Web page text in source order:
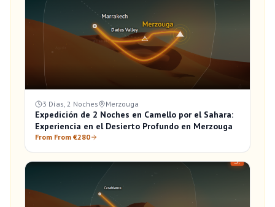
3 Días, 2 Noches Merzouga
Expedición de 2 Noches en Camello por el Sahara:
Experiencia en el Desierto Profundo en Merzouga
From From €280